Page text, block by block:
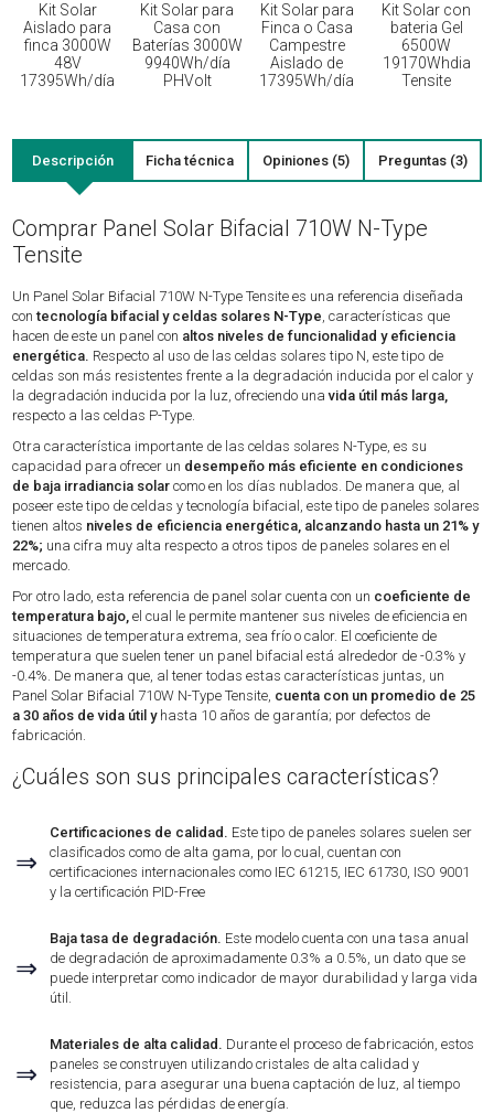
Kit Solar
Aislado para
finca 3000W
48V
17395Wh/día
Kit Solar para
Casa con
Baterías 3000W
9940Wh/día
PHVolt
Kit Solar para
Finca o Casa
Campestre
Aislado de
17395Wh/día
Kit Solar con
bateria Gel
6500W
19170Whdia
Tensite
Descripción Ficha técnica Opiniones (5) Preguntas (3)
Comprar Panel Solar Bifacial 710W N-Type
Tensite
Un Panel Solar Bifacial 710W N-Type Tensite es una referencia diseñada
con tecnología bifacial y celdas solares N-Type , características que
hacen de este un panel con altos niveles de funcionalidad y eficiencia
energética. Respecto al uso de las celdas solares tipo N, este tipo de
celdas son más resistentes frente a la degradación inducida por el calor y
la degradación inducida por la luz, ofreciendo unavida útil más larga,
respecto a las celdas P-Type.
Otra característica importante de las celdas solares N-Type, es su
capacidad para ofrecer un desempeño más eficiente en condiciones
de baja irradiancia solar como en los días nublados. De manera que, al
poseer este tipo de celdas y tecnología bifacial, este tipo de paneles solares
tienen altos niveles de eficiencia energética, alcanzando hasta un 21% y
22%; una cifra muy alta respecto a otros tipos de paneles solares en el
mercado.
Por otro lado, esta referencia de panel solar cuenta con un coeficiente de
temperatura bajo, el cual le permite mantener sus niveles de eficiencia en
situaciones de temperatura extrema, sea frío o calor. El coeficiente de
temperatura que suelen tener un panel bifacial está alrededor de -0.3% y
-0.4%. De manera que, al tener todas estas características juntas, un
Panel Solar Bifacial 710W N-Type Tensite, cuenta con un promedio de 25
a 30 años de vida útil yhasta 10 años de garantía; por defectos de
fabricación.
¿Cuáles son sus principales características?
⇒
Certificaciones de calidad. Este tipo de paneles solares suelen ser
clasificados como de alta gama, por lo cual, cuentan con
certificaciones internacionales como IEC 61215, IEC 61730, ISO 9001
y la certificación PID-Free
⇒
Baja tasa de degradación. Este modelo cuenta con una tasa anual
de degradación de aproximadamente 0.3% a 0.5%, un dato que se
puede interpretar como indicador de mayor durabilidad y larga vida
útil.
⇒
Materiales de alta calidad. Durante el proceso de fabricación, estos
paneles se construyen utilizando cristales de alta calidad y
resistencia, para asegurar una buena captación de luz, al tiempo
que, reduzca las pérdidas de energía.